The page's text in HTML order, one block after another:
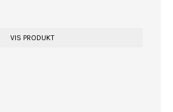
VIS PRODUKT